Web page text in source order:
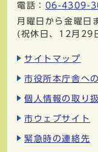
電話： 06-4309-
月曜日から金曜日
(祝休日、12月29
サイトマップ
市役所本庁舎へ
個人情報の取り
市ウェブサイト
緊急時の連絡先